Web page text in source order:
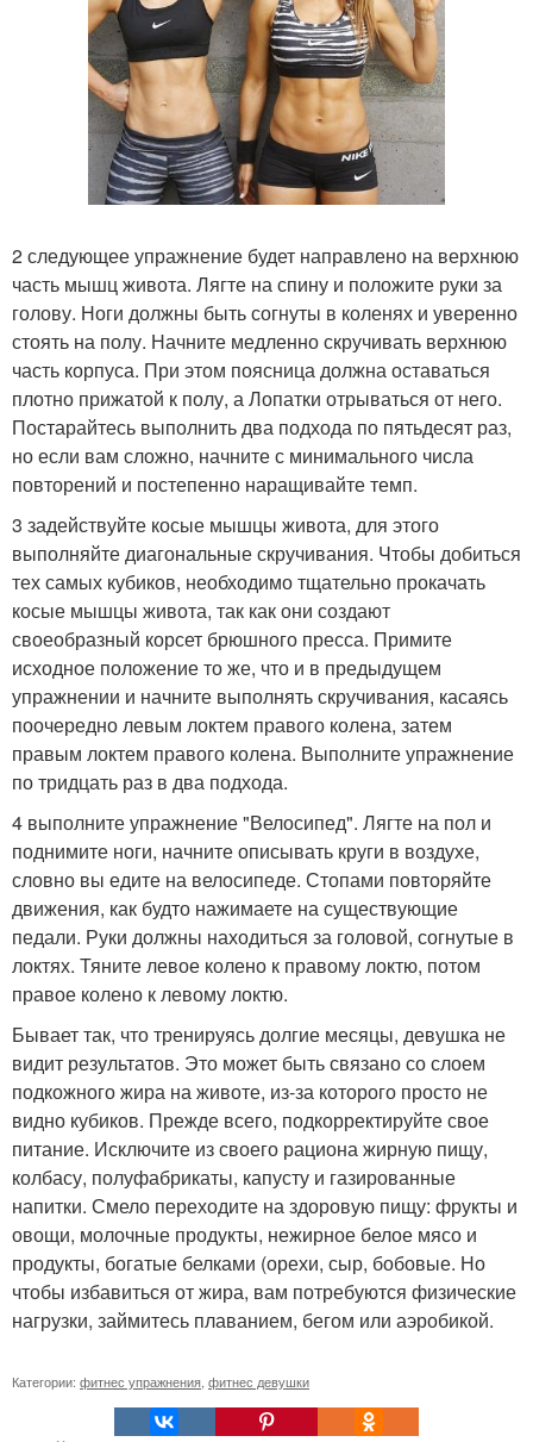
2 следующее упражнение будет направлено на верхнюю
часть мышц живота. Лягте на спину и положите руки за
голову. Ноги должны быть согнуты в коленях и уверенно
стоять на полу. Начните медленно скручивать верхнюю
часть корпуса. При этом поясница должна оставаться
плотно прижатой к полу, а Лопатки отрываться от него.
Постарайтесь выполнить два подхода по пятьдесят раз,
но если вам сложно, начните с минимального числа
повторений и постепенно наращивайте темп.
3 задействуйте косые мышцы живота, для этого
выполняйте диагональные скручивания. Чтобы добиться
тех самых кубиков, необходимо тщательно прокачать
косые мышцы живота, так как они создают
своеобразный корсет брюшного пресса. Примите
исходное положение то же, что и в предыдущем
упражнении и начните выполнять скручивания, касаясь
поочередно левым локтем правого колена, затем
правым локтем правого колена. Выполните упражнение
по тридцать раз в два подхода.
4 выполните упражнение "Велосипед". Лягте на пол и
поднимите ноги, начните описывать круги в воздухе,
словно вы едите на велосипеде. Стопами повторяйте
движения, как будто нажимаете на существующие
педали. Руки должны находиться за головой, согнутые в
локтях. Тяните левое колено к правому локтю, потом
правое колено к левому локтю.
Бывает так, что тренируясь долгие месяцы, девушка не
видит результатов. Это может быть связано со слоем
подкожного жира на животе, из-за которого просто не
видно кубиков. Прежде всего, подкорректируйте свое
питание. Исключите из своего рациона жирную пищу,
колбасу, полуфабрикаты, капусту и газированные
напитки. Смело переходите на здоровую пищу: фрукты и
овощи, молочные продукты, нежирное белое мясо и
продукты, богатые белками (орехи, сыр, бобовые. Но
чтобы избавиться от жира, вам потребуются физические
нагрузки, займитесь плаванием, бегом или аэробикой.
Категории: фитнес упражнения фитнес девушки